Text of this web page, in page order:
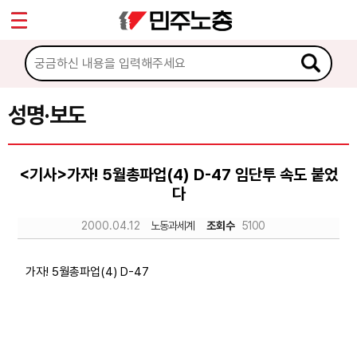
성명·보도
<기사>가자! 5월총파업(4) D-47 임단투 속도 붙었
다
2000.04.12 노동과세계 조회수 5100
가자! 5월총파업(4) D-47
마이페이지
소개
소식
공지사항
성명·보도
Sketchbook5, 스케치북5
Sketchbook5, 스케치북5